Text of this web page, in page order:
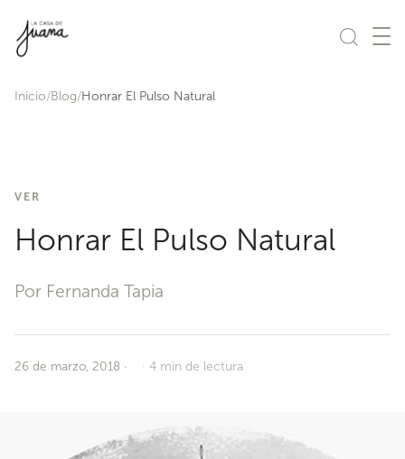
Inicio Blog Honrar El Pulso Natural
VER
Honrar El Pulso Natural
Por Fernanda Tapia
26 de marzo, 2018 · 4 min de lectura